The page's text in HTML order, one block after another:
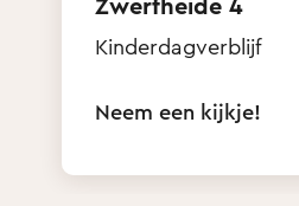
Kinderdagverblijf
Neem een kijkje!